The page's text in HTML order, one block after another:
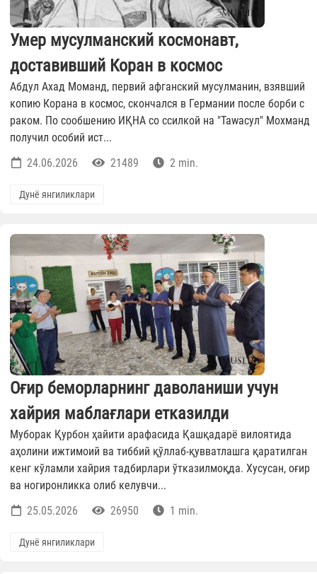
Умер мусулманский космонавт,
доставивший Коран в космос
Абдул Ахад Моманд, первий афганский мусулманин, взявший
копию Корана в космос, скончался в Германии после борби с
раком. По сообшению ИҚНА со ссилкой на "Таwасул" Мохманд
получил особий ист...
24.06.2026
21489 2 min.
Дунё янгиликлари
Оғир беморларнинг даволаниши учун
хайрия маблағлари етказилди
Муборак Қурбон ҳайити арафасида Қашқадарё вилоятида
аҳолини ижтимоий ва тиббий қўллаб-қувватлашга қаратилган
кенг кўламли хайрия тадбирлари ўтказилмоқда. Хусусан, оғир
ва ногиронликка олиб келувчи...
25.05.2026
26950 1 min.
Дунё янгиликлари